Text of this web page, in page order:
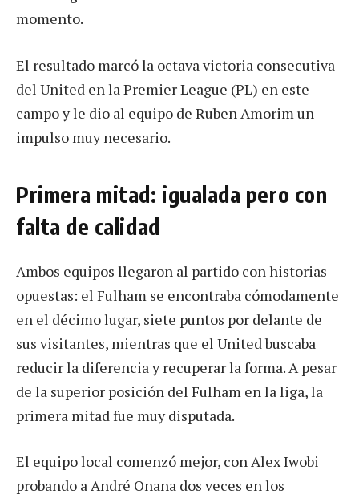
momento.
El resultado marcó la octava victoria consecutiva
del United en la Premier League (PL) en este
campo y le dio al equipo de Ruben Amorim un
impulso muy necesario.
Primera mitad: igualada pero con
falta de calidad
Ambos equipos llegaron al partido con historias
opuestas: el Fulham se encontraba cómodamente
en el décimo lugar, siete puntos por delante de
sus visitantes, mientras que el United buscaba
reducir la diferencia y recuperar la forma. A pesar
de la superior posición del Fulham en la liga, la
primera mitad fue muy disputada.
El equipo local comenzó mejor, con Alex Iwobi
probando a André Onana dos veces en los